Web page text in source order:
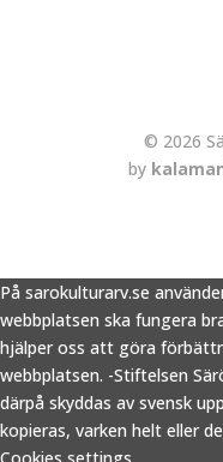
© 2026
by
På sarokulturarv.se
webbplatsen ska fungera
hjälper oss att göra
webbplatsen. -Stiftelsen
därpå skyddas av svensk
kopieras, varken helt eller